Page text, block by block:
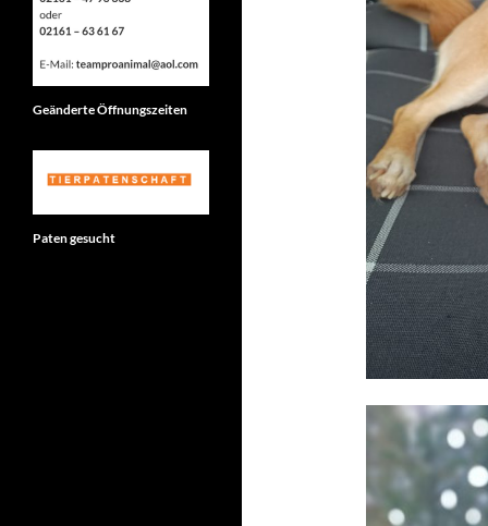
Geänderte Öffnungszeiten
Paten gesucht